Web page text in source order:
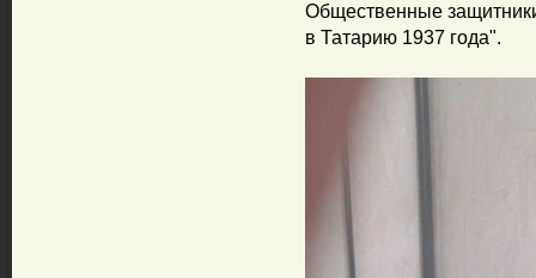
Общественные
в Татарию 1937 года".